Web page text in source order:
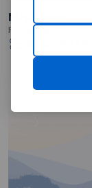
Moja trasa
Polska, małopolskie,